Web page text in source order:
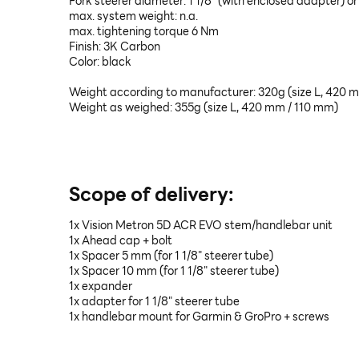
max. system weight: n.a.
max. tightening torque 6 Nm
Finish: 3K Carbon
Color: black
Weight according to manufacturer: 320g (size L, 420
Weight as weighed:355g (size L, 420 mm / 110 mm)
Scope of delivery:
1x Vision Metron 5D ACR EVO stem/handlebar unit
1x Ahead cap + bolt
1x Spacer 5 mm (for 1 1/8" steerer tube)
1x Spacer 10 mm(for 1 1/8" steerer tube)
1x expander
1x adapter for 1 1/8" steerer tube
1x handlebar mount for Garmin & GroPro + screws